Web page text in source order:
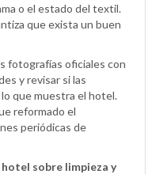
o el estado del textil.
que exista un buen
fotografías oficiales con
y revisar si las
que muestra el hotel.
reformado el
periódicas de
sobre limpieza y